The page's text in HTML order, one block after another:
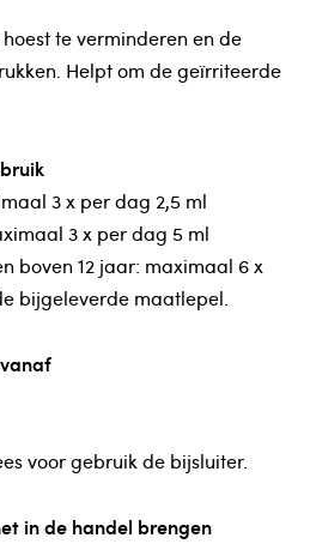
te verminderen en de
Helpt om de geïrriteerde
3 x per dag 2,5 ml
3 x per dag 5 ml
boven 12 jaar: maximaal 6 x
bijgeleverde maatlepel.
voor gebruik de bijsluiter.
in de handel brengen